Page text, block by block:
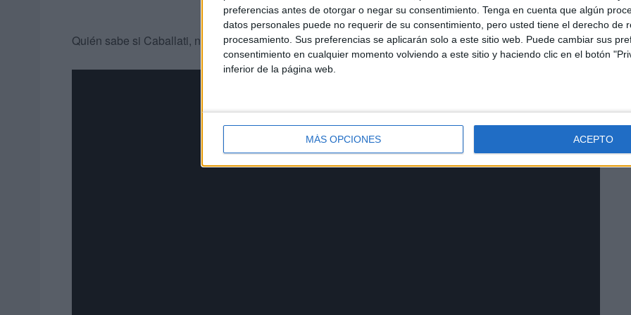
preferencias antes de otorgar o negar su consentimiento. Tenga en cuenta que algún
datos personales puede no requerir de su consentimiento, pero usted tiene el derecho de
procesamiento. Sus preferencias se aplicarán solo a este sitio web. Puede cambiar sus
consentimiento en cualquier momento volviendo a este sitio y haciendo clic en el botón
inferior de la página web.
MÁS OPCIONES ACEPTO
Quién sabe si Caballati, nuestra caballa, termina festejando otro ascenso. ¿Se lo imaginan?